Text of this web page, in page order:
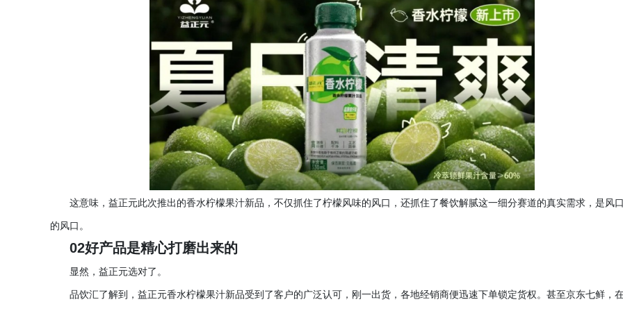
这意味，益正元此次推出的香水柠檬果汁新品，不仅抓住了柠檬风味的风口，还抓住了餐饮解腻这一细分赛道的真实需求，是风
的风口。
02好产品是精心打磨出来的
显然，益正元选对了。
品饮汇了解到，益正元香水柠檬果汁新品受到了客户的广泛认可，刚一出货，各地经销商便迅速下单锁定货权。甚至京东七鲜，